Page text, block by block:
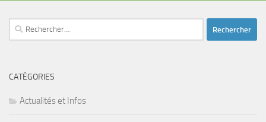
Rechercher :
CATÉGORIES
Actualités et Infos